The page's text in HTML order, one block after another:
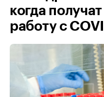
когда
работу с